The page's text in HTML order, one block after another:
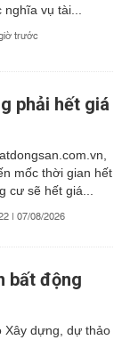
vụ tài...
trước
phải hết giá
mốc thời gian hết
cư sẽ hết giá...
| 07/08/2026
bất động
Xây dựng, dự thảo